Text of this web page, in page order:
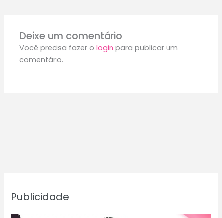
Publicidade
Deixe um comentário
Você precisa fazer ologin para publicar um
comentário.